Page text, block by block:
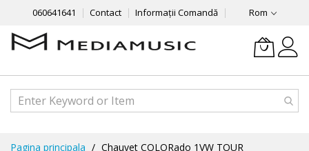
060641641 Contact Informații Comandă Rom
Pagina principala Chauvet COLORado 1VW TOUR